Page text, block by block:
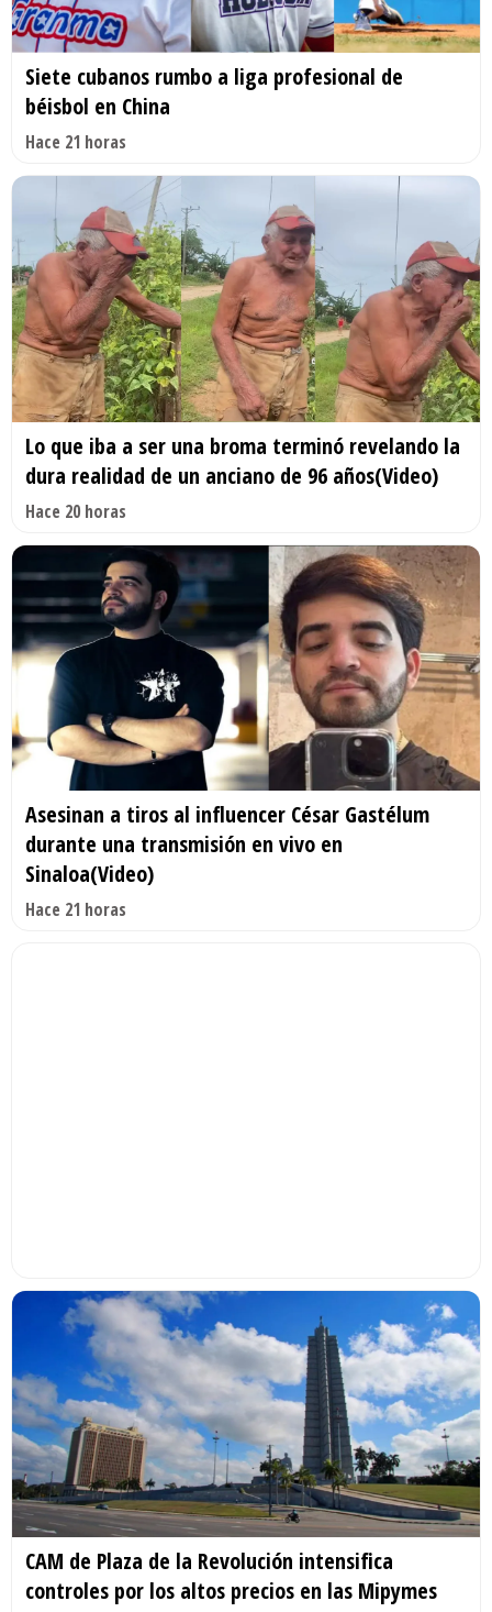
Siete cubanos rumbo a liga profesional de
béisbol en China
Hace 21 horas
Lo que iba a ser una broma terminó revelando la
dura realidad de un anciano de 96 años(Video)
Hace 20 horas
Asesinan a tiros al influencer César Gastélum
durante una transmisión en vivo en
Sinaloa(Video)
Hace 21 horas
CAM de Plaza de la Revolución intensifica
controles por los altos precios en las Mipymes